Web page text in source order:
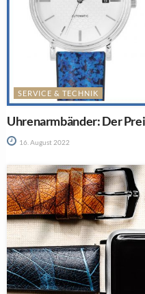
SERVICE & TECHNIK
Uhrenarmbänder: Der
16. August 2022